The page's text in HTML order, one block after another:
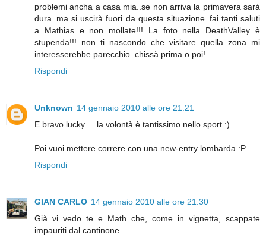
problemi ancha a casa mia..se non arriva la primavera sarà
dura..ma si uscirà fuori da questa situazione..fai tanti saluti
a Mathias e non mollate!!! La foto nella DeathValley è
stupenda!!! non ti nascondo che visitare quella zona mi
interesserebbe parecchio..chissà prima o poi!
Rispondi
Unknown 14 gennaio 2010 alle ore 21:21
E bravo lucky ... la volontà è tantissimo nello sport :)
Poi vuoi mettere correre con una new-entry lombarda :P
Rispondi
GIAN CARLO 14 gennaio 2010 alle ore 21:30
Già vi vedo te e Math che, come in vignetta, scappate
impauriti dal cantinone